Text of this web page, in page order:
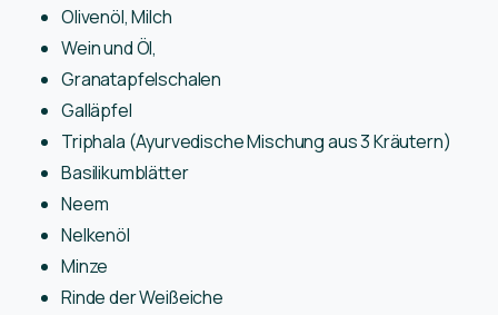
Olivenöl, Milch
Wein und Öl,
Granatapfelschalen
Galläpfel
Triphala (Ayurvedische Mischung aus 3 Kräutern)
Basilikumblätter
Neem
Nelkenöl
Minze
Rinde der Weißeiche